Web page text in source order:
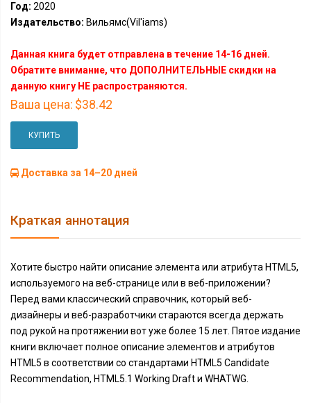
Год: 2020
Издательство: Вильямс(Vil'iams)
Данная книга будет отправлена в течение 14-16 дней.
Обратите внимание, что ДОПОЛНИТЕЛЬНЫЕ скидки на
данную книгу НЕ распространяются.
Ваша цена: $38.42
КУПИТЬ
Доставка за 14–20 дней
Краткая аннотация
Хотите быстро найти описание элемента или атрибута HTML5,
используемого на веб-странице или в веб-приложении?
Перед вами классический справочник, который веб-
дизайнеры и веб-разработчики стараются всегда держать
под рукой на протяжении вот уже более 15 лет. Пятое издание
книги включает полное описание элементов и атрибутов
HTML5 в соответствии со стандартами HTML5 Candidate
Recommendation, HTML5.1 Working Draft и WHATWG.